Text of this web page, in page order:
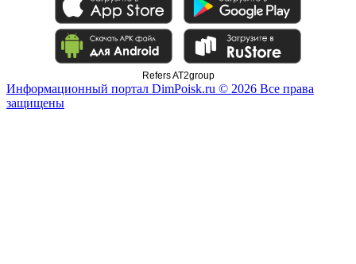
Refers AT2group
Информационный портал DimPoisk.ru © 2026 Все права
защищены